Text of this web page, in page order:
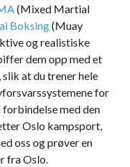
(Mixed Martial
Boksing(Muay
og realistiske
dem opp med et
at du trener hele
for
med den
Oslo kampsport,
oss og prøver en
fra Oslo.